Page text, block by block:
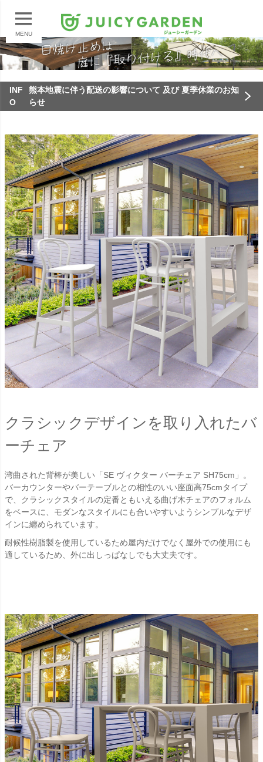
MENU
INF
O
熊本地震に伴う配送の影響について 及び 夏季休業のお知
らせ
クラシックデザインを取り入れたバ
ーチェア
湾曲された背棒が美しい「SE ヴィクター バーチェア SH75cm」。
バーカウンターやバーテーブルとの相性のいい座面高75cmタイプ
で、クラシックスタイルの定番ともいえる曲げ木チェアのフォルム
をベースに、モダンなスタイルにも合いやすいようシンプルなデザ
インに纏められています。
耐候性樹脂製を使用しているため屋内だけでなく屋外での使用にも
適しているため、外に出しっぱなしでも大丈夫です。